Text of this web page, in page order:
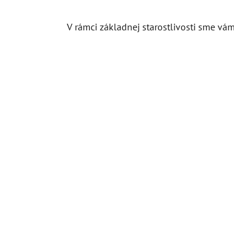
V rámci základnej starostlivosti sme